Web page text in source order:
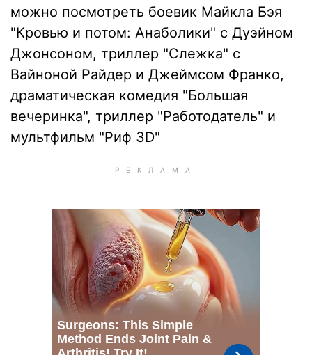
можно посмотреть боевик Майкла Бэя
"Кровью и потом: Анаболики" с Дуэйном
Джонсоном, триллер "Слежка" с
Вайноной Райдер и Джеймсом Франко,
драматическая комедия "Большая
вечеринка", триллер "Работодатель" и
мультфильм "Риф 3D"